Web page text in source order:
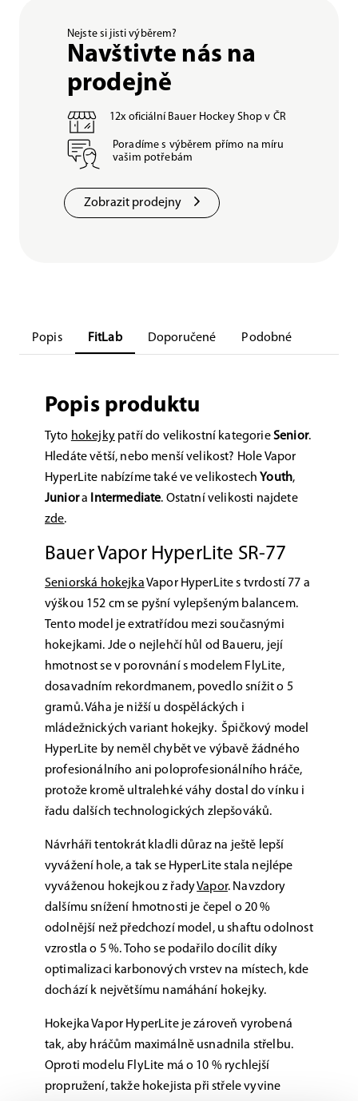
Nejste si jisti výběrem?
Navštivte nás na
prodejně
12x oficiální Bauer Hockey Shop v ČR
Poradíme s výběrem přímo na míru
vašim potřebám
Zobrazit prodejny
Popis FitLab Doporučené Podobné
Popis produktu
Tyto hokejkypatří do velikostní kategorieSenior.
Hledáte větší, nebo menší velikost? Hole Vapor
HyperLite nabízíme také ve velikostech Youth,
Juniora Intermediate. Ostatní velikosti najdete
zde.
Bauer Vapor HyperLite SR-77
Seniorská hokejkaVapor HyperLite s tvrdostí 77 a
výškou 152 cm se pyšní vylepšeným balancem.
Tento model je extratřídou mezi současnými
hokejkami. Jde o nejlehčí hůl od Baueru, její
hmotnost se v porovnání s modelem FlyLite,
dosavadním rekordmanem, povedlo snížit o 5
gramů. Váha je nižší u dospěláckých i
mládežnických variant hokejky. Špičkový model
HyperLite by neměl chybět ve výbavě žádného
profesionálního ani poloprofesionálního hráče,
protože kromě ultralehké váhy dostal do vínku i
řadu dalších technologických zlepšováků.
Návrháři tentokrát kladli důraz na ještě lepší
vyvážení hole, a tak se HyperLite stala nejlépe
vyváženou hokejkou z řadyVapor. Navzdory
dalšímu snížení hmotnosti je čepel o 20 %
odolnější než předchozí model, u shaftu odolnost
vzrostla o 5 %. Toho se podařilo docílit díky
optimalizaci karbonových vrstev na místech, kde
dochází k největšímu namáhání hokejky.
Hokejka Vapor HyperLite je zároveň vyrobená
tak, aby hráčům maximálně usnadnila střelbu.
Oproti modelu FlyLite má o 10 % rychlejší
propružení, takže hokejista při střele vyvine